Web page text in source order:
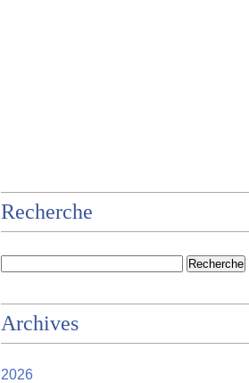
Recherche
Archives
2026